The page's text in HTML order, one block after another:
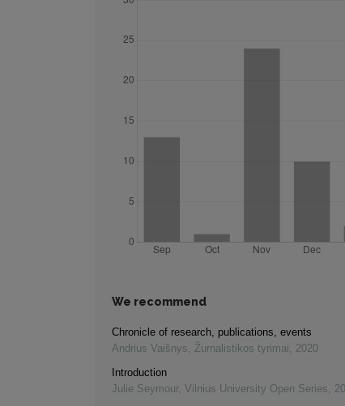
We recommend
Chronicle of research, publications, events
Andrius Vaišnys, Žurnalistikos tyrimai, 2020
Introduction
Julie Seymour, Vilnius University Open Series,